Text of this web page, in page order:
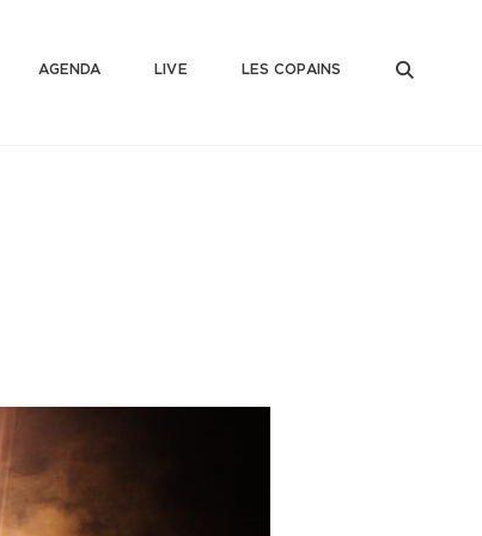
AGENDA LIVE LES COPAINS